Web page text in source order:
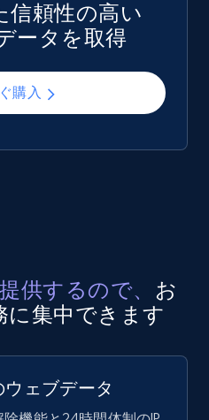
信頼性の高い
ータを取得
購入
供するので、 お
に集中できます
ウェブデータ